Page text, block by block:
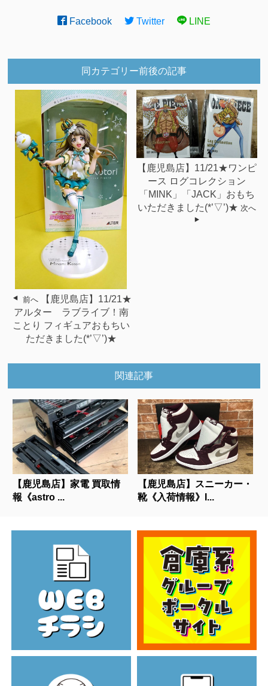
Facebook Twitter LINE
同カテゴリー前後の記事
前へ
【鹿児島店】11/21★
アルター ラブライブ！南
ことり フィギュアおもちい
ただきました(*’▽’)★
【鹿児島店】11/21★ワンピ
ース ログコレクション
「MINK」「JACK」おもち
いただきました(*’▽’)★ 次へ
関連記事
【鹿児島店】家電 買取情
報《astro ...
【鹿児島店】スニーカー・
靴《入荷情報》I...